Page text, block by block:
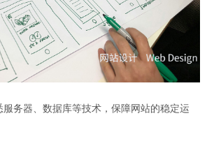
务器、数据库等技术，保障网站的稳定运